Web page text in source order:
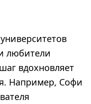
любители
вдохновляет
Например, Софи